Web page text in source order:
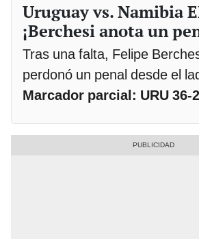
Uruguay vs. Namibia
¡Berchesi anota un
Tras una falta, Felipe
perdonó un penal desde el
Marcador parcial: URU 36-